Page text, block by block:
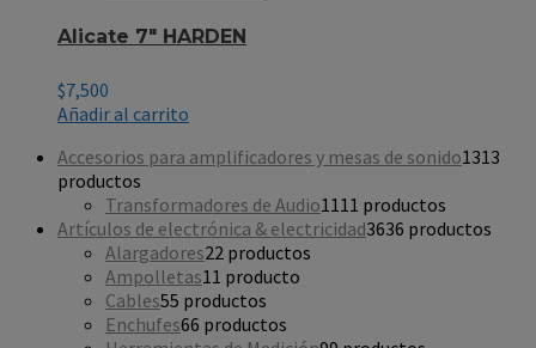
Alicate 7″ HARDEN
$7,500
Añadir al carrito
Accesorios para amplificadores y mesas de sonido1313
productos
Transformadores de Audio11 11 productos
Artículos de electrónica & electricidad3636 productos
Alargadores22 productos
Ampolletas1 1 producto
Cables55 productos
Enchufes66 productos